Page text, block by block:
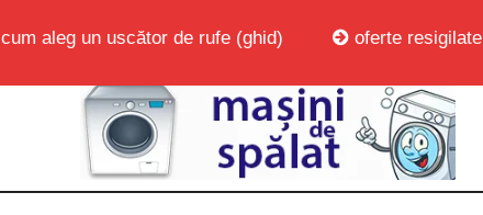
cum aleg un uscător de rufe (ghid) oferte resigilate